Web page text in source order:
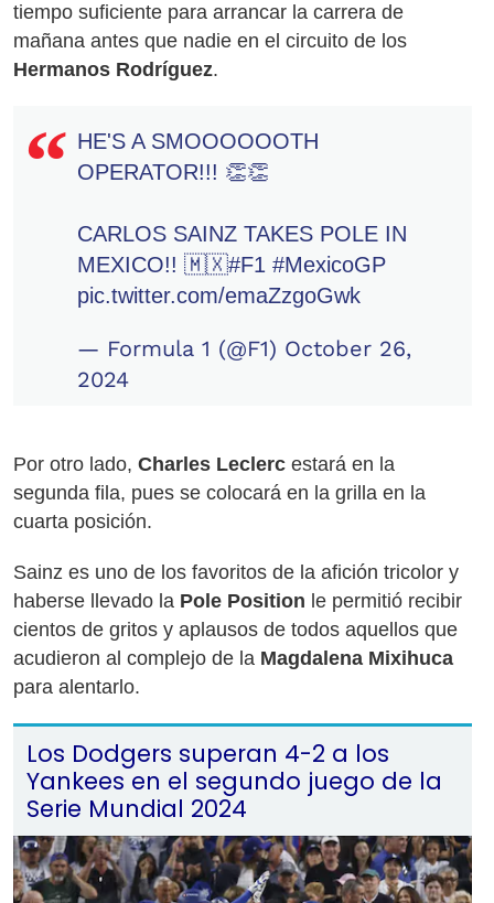
tiempo suficiente para arrancar la carrera de
mañana antes que nadie en el circuito de los
Hermanos Rodríguez.
HE'S A SMOOOOOOTH
OPERATOR!!! 👏👏
CARLOS SAINZ TAKES POLE IN
MEXICO!! 🇲🇽#F1 #MexicoGP
pic.twitter.com/emaZzgoGwk
— Formula 1 (@F1) October 26,
2024
Por otro lado, Charles Leclerc estará en la
segunda fila, pues se colocará en la grilla en la
cuarta posición.
Sainz es uno de los favoritos de la afición tricolor y
haberse llevado la Pole Position le permitió recibir
cientos de gritos y aplausos de todos aquellos que
acudieron al complejo de la Magdalena Mixihuca
para alentarlo.
Los Dodgers superan 4-2 a los
Yankees en el segundo juego de la
Serie Mundial 2024